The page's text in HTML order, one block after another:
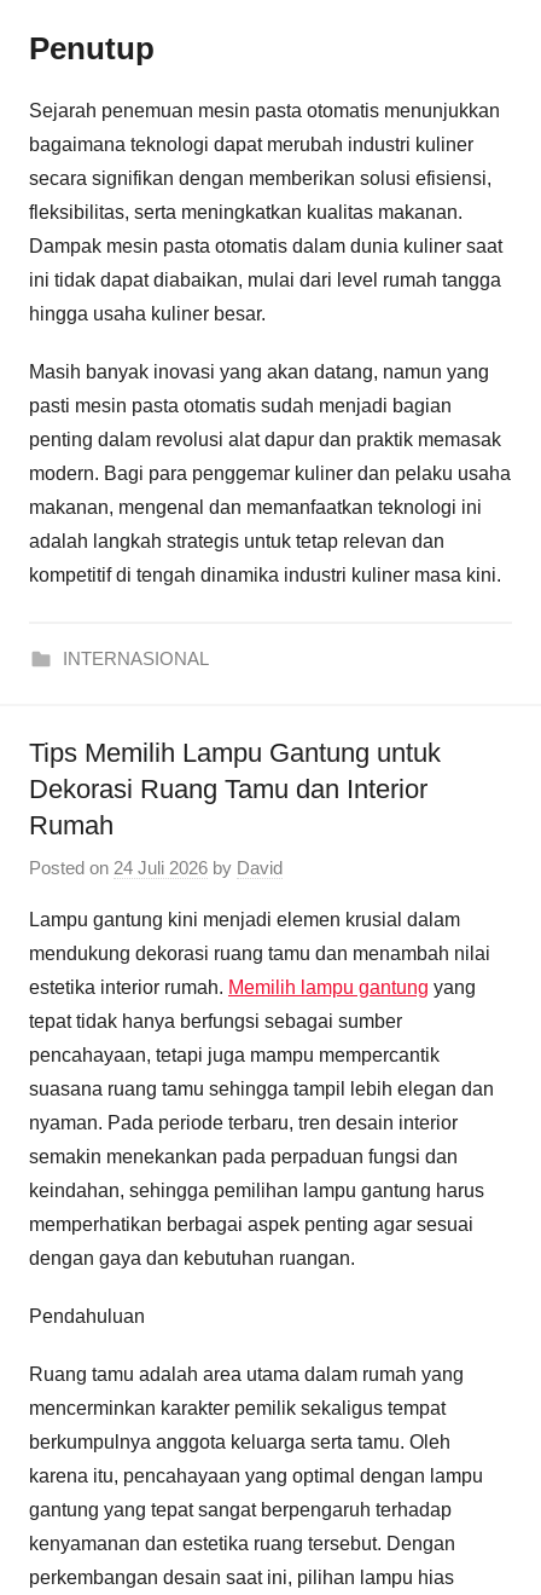
Penutup
Sejarah penemuan mesin pasta otomatis menunjukkan
bagaimana teknologi dapat merubah industri kuliner
secara signifikan dengan memberikan solusi efisiensi,
fleksibilitas, serta meningkatkan kualitas makanan.
Dampak mesin pasta otomatis dalam dunia kuliner saat
ini tidak dapat diabaikan, mulai dari level rumah tangga
hingga usaha kuliner besar.
Masih banyak inovasi yang akan datang, namun yang
pasti mesin pasta otomatis sudah menjadi bagian
penting dalam revolusi alat dapur dan praktik memasak
modern. Bagi para penggemar kuliner dan pelaku usaha
makanan, mengenal dan memanfaatkan teknologi ini
adalah langkah strategis untuk tetap relevan dan
kompetitif di tengah dinamika industri kuliner masa kini.
INTERNASIONAL
Tips Memilih Lampu Gantung untuk
Dekorasi Ruang Tamu dan Interior
Rumah
Posted on 24 Juli 2026 by David
Lampu gantung kini menjadi elemen krusial dalam
mendukung dekorasi ruang tamu dan menambah nilai
estetika interior rumah. Memilih lampu gantung yang
tepat tidak hanya berfungsi sebagai sumber
pencahayaan, tetapi juga mampu mempercantik
suasana ruang tamu sehingga tampil lebih elegan dan
nyaman. Pada periode terbaru, tren desain interior
semakin menekankan pada perpaduan fungsi dan
keindahan, sehingga pemilihan lampu gantung harus
memperhatikan berbagai aspek penting agar sesuai
dengan gaya dan kebutuhan ruangan.
Pendahuluan
Ruang tamu adalah area utama dalam rumah yang
mencerminkan karakter pemilik sekaligus tempat
berkumpulnya anggota keluarga serta tamu. Oleh
karena itu, pencahayaan yang optimal dengan lampu
gantung yang tepat sangat berpengaruh terhadap
kenyamanan dan estetika ruang tersebut. Dengan
perkembangan desain saat ini, pilihan lampu hias